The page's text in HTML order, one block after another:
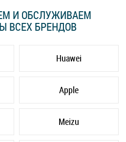
И ОБСЛУЖИВАЕМ
ВСЕХ БРЕНДОВ
Huawei
Apple
Meizu